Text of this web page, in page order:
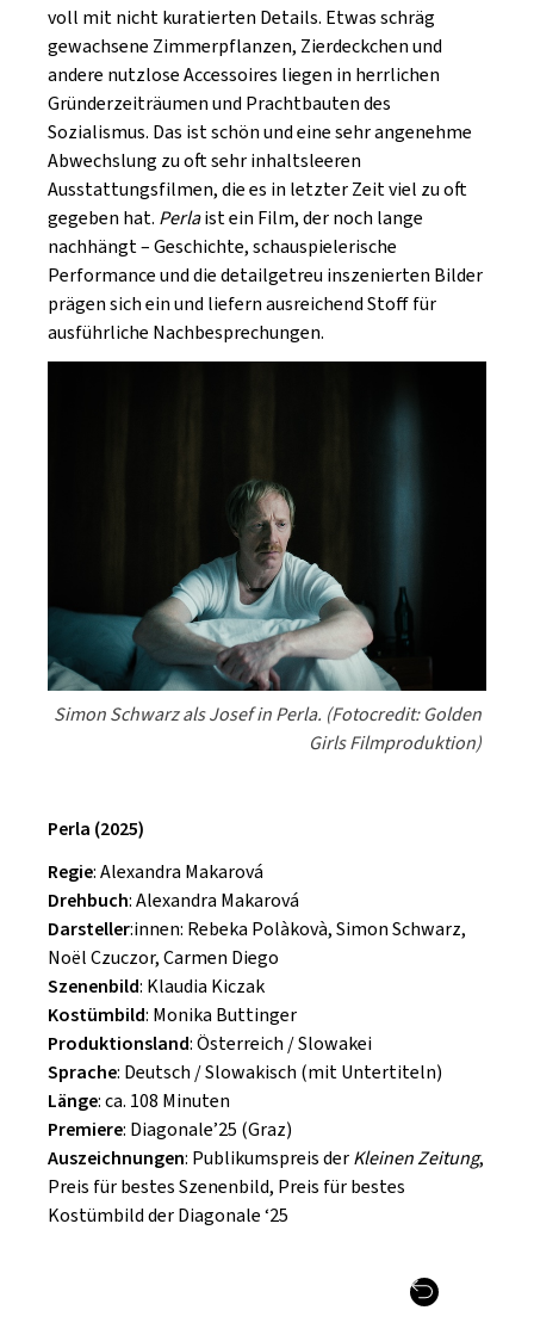
voll mit nicht kuratierten Details. Etwas schräg
gewachsene Zimmerpflanzen, Zierdeckchen und
andere nutzlose Accessoires liegen in herrlichen
Gründerzeiträumen und Prachtbauten des
Sozialismus. Das ist schön und eine sehr angenehme
Abwechslung zu oft sehr inhaltsleeren
Ausstattungsfilmen, die es in letzter Zeit viel zu oft
gegeben hat. Perlaist ein Film, der noch lange
nachhängt – Geschichte, schauspielerische
Performance und die detailgetreu inszenierten Bilder
prägen sich ein und liefern ausreichend Stoff für
ausführliche Nachbesprechungen.
Simon Schwarz als Josef in Perla. (Fotocredit: Golden
Girls Filmproduktion)
Perla (2025)
Regie: Alexandra Makarová
Drehbuch: Alexandra Makarová
Darsteller:innen: Rebeka Polàkovà, Simon Schwarz,
Noël Czuczor, Carmen Diego
Szenenbild: Klaudia Kiczak
Kostümbild: Monika Buttinger
Produktionsland: Österreich / Slowakei
Sprache: Deutsch / Slowakisch (mit Untertiteln)
Länge: ca. 108 Minuten
Premiere: Diagonale’25 (Graz)
Auszeichnungen: Publikumspreis derKleinen Zeitung,
Preis für bestes Szenenbild, Preis für bestes
Kostümbild der Diagonale ‘25